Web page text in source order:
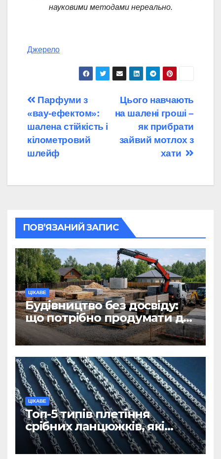
науковими методами нереально.
Джерело
Навігація
записів
Цього навчають
на шалені гроші –
як прибрати
зайвий мотлох з
хати
Парфуми з
«вау-ефектом»:
шалена стійкість і
кілометровий
шлейф
ПОВ’ЯЗАНИЙ ЗАПИС
ЦІКАВЕ
Будівництво без досвіду:
що потрібно продумати до
першої доставки на
ділянку
ЦІКАВЕ
Топ-5 типів плетіння
срібних ланцюжків, які
вважаються
найнадійнішими